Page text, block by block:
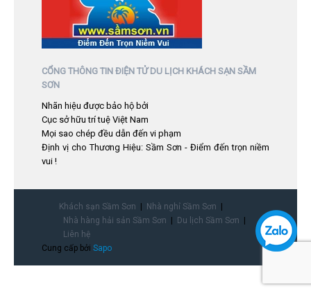
CỔNG THÔNG TIN ĐIỆN TỬ DU LỊCH KHÁCH SẠN SẦM
SƠN
Nhãn hiệu được bảo hộ bởi
Cục sở hữu trí tuệ Việt Nam
Mọi sao chép đều dẫn đến vi phạm
Định vị cho Thương Hiệu: Sầm Sơn - Điểm đến trọn niềm
vui !
Khách sạn Sầm Sơn
Nhà nghỉ Sầm Sơn
Nhà hàng hải sản Sầm Sơn
Du lịch Sầm Sơn
Liên hệ
Cung cấp bởi Sapo